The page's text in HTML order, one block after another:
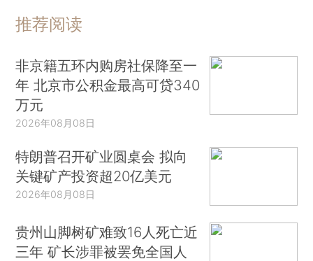
推荐阅读
非京籍五环内购房社保降至一
年 北京市公积金最高可贷340
万元
2026年08月08日
特朗普召开矿业圆桌会 拟向
关键矿产投资超20亿美元
2026年08月08日
贵州山脚树矿难致16人死亡近
三年 矿长涉罪被罢免全国人